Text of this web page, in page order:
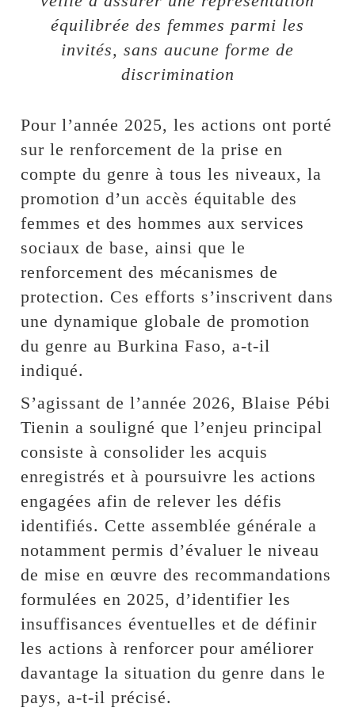
équilibrée des femmes parmi les
invités, sans aucune forme de
discrimination
Pour l’année 2025, les actions ont porté
sur le renforcement de la prise en
compte du genre à tous les niveaux, la
promotion d’un accès équitable des
femmes et des hommes aux services
sociaux de base, ainsi que le
renforcement des mécanismes de
protection. Ces efforts s’inscrivent dans
une dynamique globale de promotion
du genre au Burkina Faso, a-t-il
indiqué.
S’agissant de l’année 2026, Blaise Pébi
Tienin a souligné que l’enjeu principal
consiste à consolider les acquis
enregistrés et à poursuivre les actions
engagées afin de relever les défis
identifiés. Cette assemblée générale a
notamment permis d’évaluer le niveau
de mise en œuvre des recommandations
formulées en 2025, d’identifier les
insuffisances éventuelles et de définir
les actions à renforcer pour améliorer
davantage la situation du genre dans le
pays, a-t-il précisé.